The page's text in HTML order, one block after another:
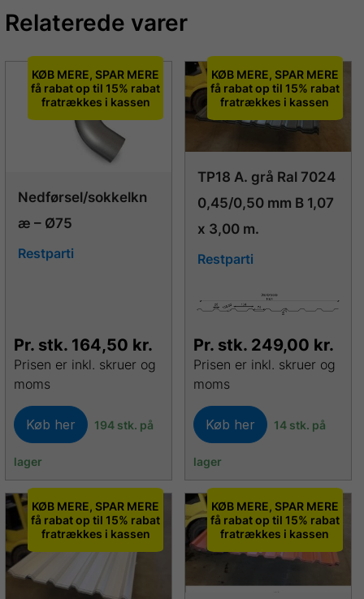
Relaterede varer
KØB MERE, SPAR MERE
få rabat op til 15% rabat
fratrækkes i kassen
Nedførsel/sokkelkn
æ – Ø75
Restparti
Pr. stk. 164,50 kr.
Prisen er inkl. skruer og
moms
Køb her 194 stk. på
lager
KØB MERE, SPAR MERE
få rabat op til 15% rabat
fratrækkes i kassen
TP18 A. grå Ral 7024
0,45/0,50 mm B 1,07
x 3,00 m.
Restparti
Pr. stk. 249,00 kr.
Prisen er inkl. skruer og
moms
Køb her 14 stk. på
lager
KØB MERE, SPAR MERE
få rabat op til 15% rabat
fratrækkes i kassen
KØB MERE, SPAR MERE
få rabat op til 15% rabat
fratrækkes i kassen